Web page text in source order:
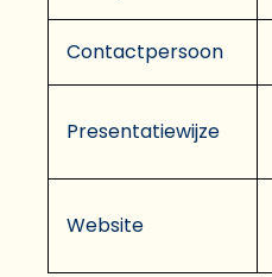
Contactpersoon
Presentatiewijze
Website